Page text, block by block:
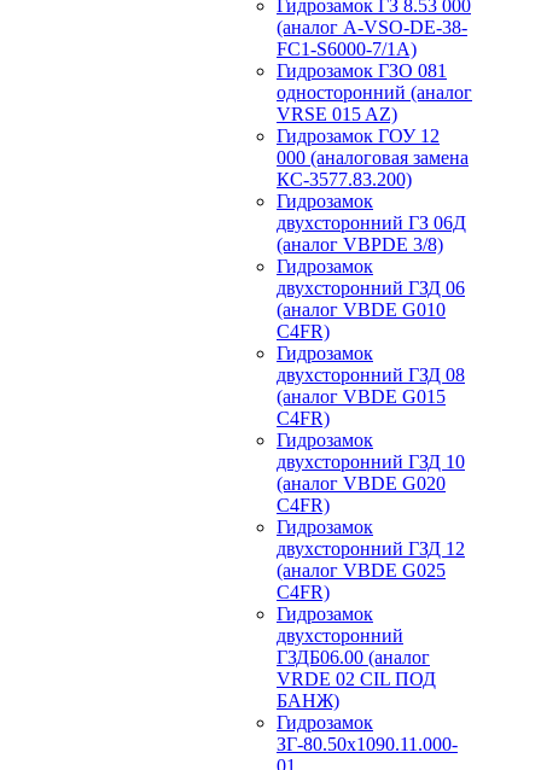
Гидрозамок ГЗ 8.53 000
(аналог A-VSO-DE-38-
FC1-S6000-7/1A)
Гидрозамок ГЗО 081
односторонний (аналог
VRSE 015 AZ)
Гидрозамок ГОУ 12
000 (аналоговая замена
КС-3577.83.200)
Гидрозамок
двухсторонний ГЗ 06Д
(аналог VBPDE 3/8)
Гидрозамок
двухсторонний ГЗД 06
(аналог VBDE G010
C4FR)
Гидрозамок
двухсторонний ГЗД 08
(аналог VBDE G015
C4FR)
Гидрозамок
двухсторонний ГЗД 10
(аналог VBDE G020
C4FR)
Гидрозамок
двухсторонний ГЗД 12
(аналог VBDE G025
C4FR)
Гидрозамок
двухсторонний
ГЗДБ06.00 (аналог
VRDE 02 CIL ПОД
БАНЖ)
Гидрозамок
ЗГ-80.50х1090.11.000-
01